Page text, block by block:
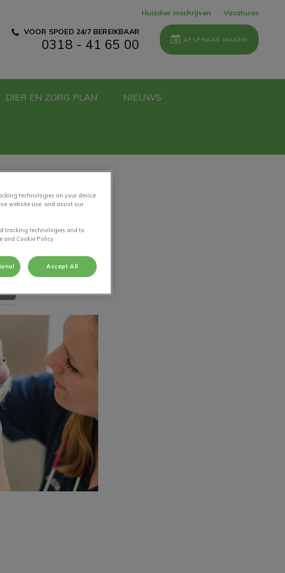
Huisdier inschrijven Vacatures
VOOR SPOED 24/7 BEREIKBAAR
0318 - 41 65 00 AFSPRAAK MAKEN
DIER EN ZORG PLAN NIEUWS
technologies on your device
website use, and assist our
tracking technologies and to
and Cookie Policy.
Accept All